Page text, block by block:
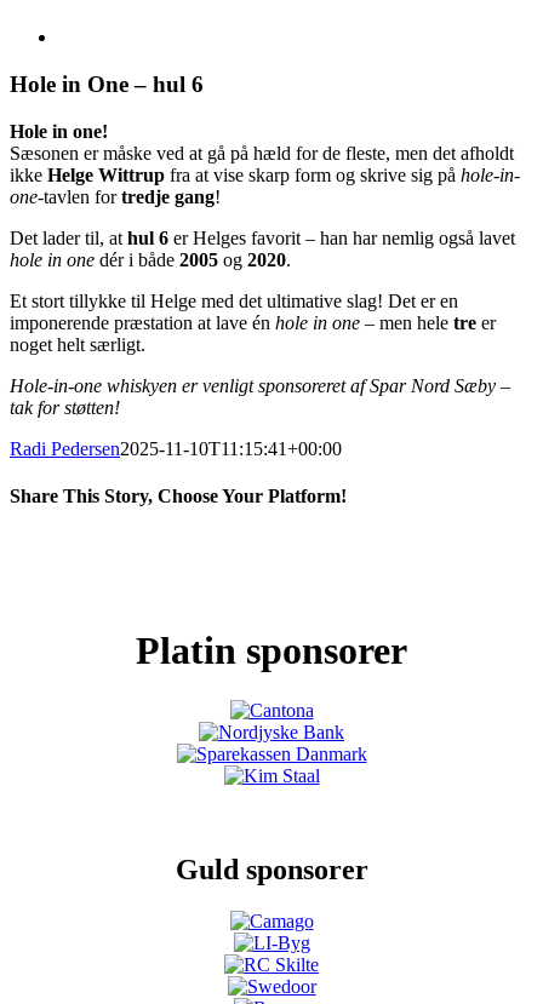
billede
Hole in One – hul 6
Hole in one!
Sæsonen er måske ved at gå på hæld for de fleste, men det afholdt
ikke Helge Wittrup fra at vise skarp form og skrive sig på hole-in-
one-tavlen fortredje gang!
Det lader til, at hul 6 er Helges favorit – han har nemlig også lavet
hole in one dér i både 2005 og 2020.
Et stort tillykke til Helge med det ultimative slag! Det er en
imponerende præstation at lave én hole in one – men hele tre er
noget helt særligt.
Hole-in-one whiskyen er venligt sponsoreret af Spar Nord Sæby –
tak for støtten!
Radi Pedersen2025-11-10T11:15:41+00:00
Share This Story, Choose Your Platform!
Platin sponsorer
Guld sponsorer